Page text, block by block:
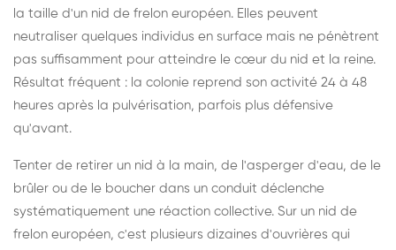
la taille d'un nid de frelon européen. Elles peuvent
neutraliser quelques individus en surface mais ne pénètrent
pas suffisamment pour atteindre le cœur du nid et la reine.
Résultat fréquent : la colonie reprend son activité 24 à 48
heures après la pulvérisation, parfois plus défensive
qu'avant.
Tenter de retirer un nid à la main, de l'asperger d'eau, de le
brûler ou de le boucher dans un conduit déclenche
systématiquement une réaction collective. Sur un nid de
frelon européen, c'est plusieurs dizaines d'ouvrières qui